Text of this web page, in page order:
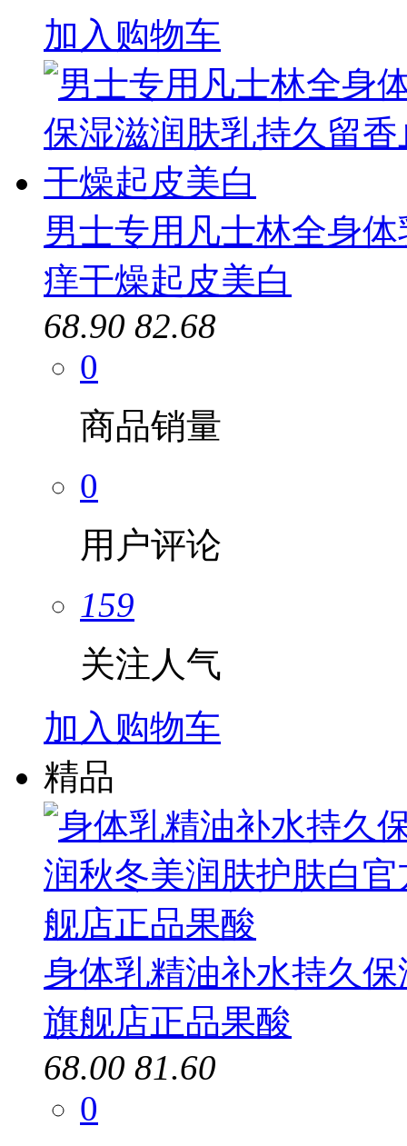
加入购物车
男士专用凡士林全身
痒干燥起皮美白
68.90 82.68
0
商品销量
0
用户评论
159
关注人气
加入购物车
精品
身体乳精油补水持久
旗舰店正品果酸
68.00 81.60
0